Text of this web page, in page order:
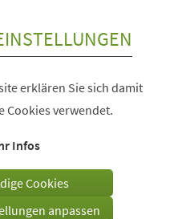
erklären Sie sich damit
Cookies verwendet.
Infos
Cookies
anpassen